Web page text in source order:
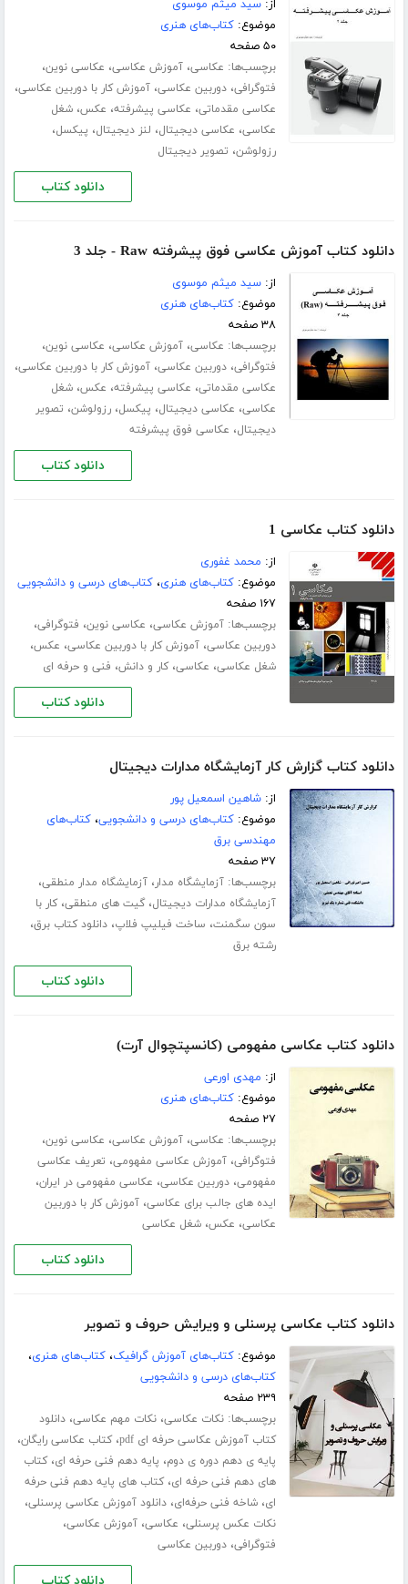
از:سید میثم موسوی
موضوع:کتاب‌های هنری
۵۰ صفحه
برچسب‌ها: عکاسی،آموزش عکاسی، عکاسی نوین،
فتوگرافی،دوربین عکاسی،آموزش کار با دوربین عکاسی،
عکاسی مقدماتی، عکاسی پیشرفته، عکس،شغل
عکاسی، عکاسی دیجیتال، لنز دیجیتال، پیکسل،
رزولوشن، تصویر دیجیتال
دانلود کتاب
دانلود کتاب آموزش عکاسی فوق پیشرفته Raw - جلد 3
از:سید میثم موسوی
موضوع:کتاب‌های هنری
۳۸ صفحه
برچسب‌ها: عکاسی،آموزش عکاسی، عکاسی نوین،
فتوگرافی،دوربین عکاسی،آموزش کار با دوربین عکاسی،
عکاسی مقدماتی، عکاسی پیشرفته، عکس،شغل
عکاسی، عکاسی دیجیتال، پیکسل،رزولوشن، تصویر
دیجیتال، عکاسی فوق پیشرفته
دانلود کتاب
دانلود کتاب عکاسی 1
از: محمد غفوری
موضوع:کتاب‌های هنری،کتاب‌های درسی و دانشجویی
۱۶۷ صفحه
برچسب‌ها:آموزش عکاسی، عکاسی نوین، فتوگرافی،
دوربین عکاسی،آموزش کار با دوربین عکاسی، عکس،
شغل عکاسی، عکاسی،کار و دانش، فنی و حرفه ای
دانلود کتاب
دانلود کتاب گزارش کار آزمایشگاه مدارات دیجیتال
از:شاهین اسمعیل پور
موضوع:کتاب‌های درسی و دانشجویی،کتاب‌های
مهندسی برق
۳۷ صفحه
برچسب‌ها:آزمایشگاه مدار،آزمایشگاه مدار منطقی،
آزمایشگاه مدارات دیجیتال،گیت های منطقی،کار با
سون سگمنت، ساخت فیلیپ فلاپ،دانلود کتاب برق،
رشته برق
دانلود کتاب
دانلود کتاب عکاسی مفهومی (کانسپتچوال آرت)
از: مهدی اورعی
موضوع:کتاب‌های هنری
۲۷ صفحه
برچسب‌ها: عکاسی،آموزش عکاسی، عکاسی نوین،
فتوگرافی،آموزش عکاسی مفهومی، تعریف عکاسی
مفهومی،دوربین عکاسی، عکاسی مفهومی در ایران،
ایده های جالب برای عکاسی،آموزش کار با دوربین
عکاسی، عکس،شغل عکاسی
دانلود کتاب
دانلود کتاب عکاسی پرسنلی و ویرایش حروف و تصویر
موضوع:کتاب‌های آموزش گرافیک،کتاب‌های هنری،
کتاب‌های درسی و دانشجویی
۲۳۹ صفحه
برچسب‌ها:نکات عکاسی،نکات مهم عکاسی،دانلود
کتاب آموزش عکاسی حرفه ای pdf
،کتاب عکاسی رایگان،
پایه ی دهم دوره ی دوم، پایه دهم فنی حرفه ای،کتاب
های دهم فنی حرفه ای،کتاب های پایه دهم فنی حرفه
ای،شاخه فنی حرفه‌ای،دانلود آموزش عکاسی پرسنلی،
نکات عکس پرسنلی، عکاسی،آموزش عکاسی،
فتوگرافی،دوربین عکاسی